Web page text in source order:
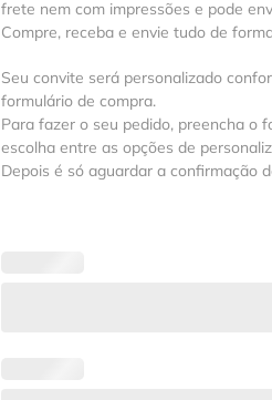
frete nem com impressões e pode
Compre, receba e envie tudo de
Seu convite será personalizado
formulário de compra.
Para fazer o seu pedido, preencha o
escolha entre as opções de
Depois é só aguardar a confirmação